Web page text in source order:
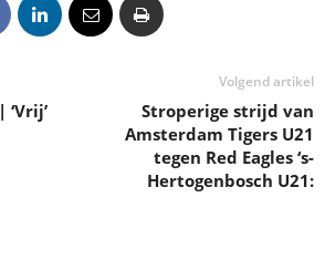
Volgend artikel
Stroperige strijd van
Amsterdam Tigers U21
tegen Red Eagles ‘s-
Hertogenbosch U21: